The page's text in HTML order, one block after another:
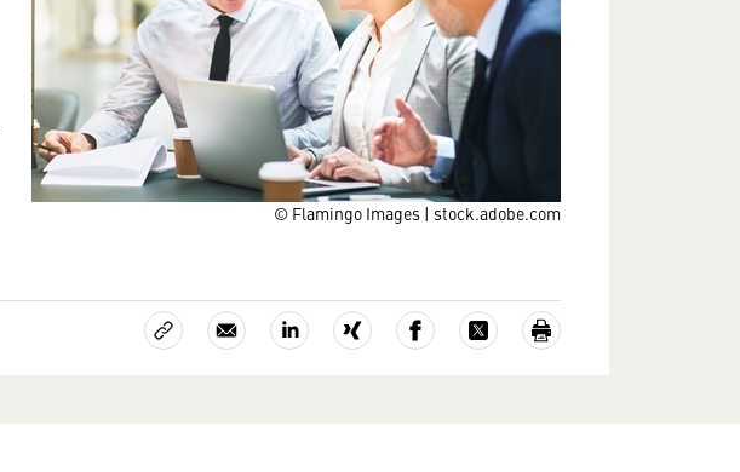
© Flamingo Images | stock.adobe.com